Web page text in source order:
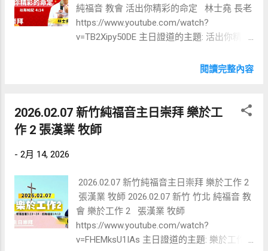
年5月宣布獨立，回到巴勒斯坦建國。在建國
之前，這塊土地非常荒涼寸草不生，但當以
色列人回去建國之後，這塊土地成了後花
列奇蹟式的復國，印證了神真實的應許是永
是「命定」呢？。命定包括了血脈、年限與
疆界。 讓我們一起來讀《使徒行傳》17:26：
「他從一本造出萬族的人，住在全地上，並
脈。血脈分為 肉身的血脈 （從祖先、家族而
來，例如姓氏、祖籍地） 與屬靈的血脈 （從
耶穌基督而來，使我們在基督裡成為一家
人）。因為肉身血脈帶著從亞當夏娃而來的
原罪權勢與祖先的咒詛，所以我們信主後要
純福音 教會 活出你精彩的命定 林士堯 長老
https://www.youtube.com/watch?
v=TB2Xipy50DE 主日證道的主題: 活出你精彩
14 節】「焉知你得了皇后的位分不是為現今
取得平衡，並透過信靠神來活出豐盛的生
命。 一、 命定的掙扎與優先順序的迷思
講員指出，許多信徒在工作與服事中常感到
排定第二、第三順位（如家庭或服事）。 •
拒絕神的藉口 ：人們拒絕神或服事，通常不
是因為「罪惡」，而是因為「太忙」於正當
的事情（如：買地、買牛、結婚）。 • 不需
做選擇 ：講員引用廣告詞「只有小孩子才做
閱讀完整內容
2026.02.07 新竹純福音主日崇拜 樂於工
作 2 張漢業 牧師
- 2月 14, 2026
2026.02.07 新竹純福音主日崇拜 樂於工作 2
張漢業 牧師 2026.02.07 新竹 竹北 純福音 教
會 樂於工作 2 張漢業 牧師
https://www.youtube.com/watch?
v=FHEMksU1IAs 主日證道的主題: 樂於工作